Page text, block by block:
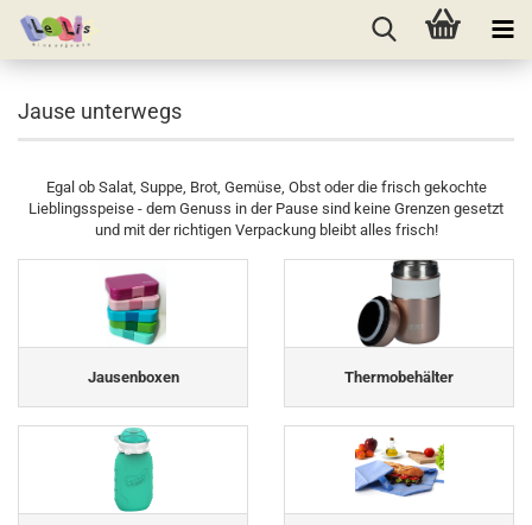
Jause unterwegs
Egal ob Salat, Suppe, Brot, Gemüse, Obst oder die frisch gekochte
Lieblingsspeise - dem Genuss in der Pause sind keine Grenzen gesetzt
und mit der richtigen Verpackung bleibt alles frisch!
Jausenboxen Thermobehälter